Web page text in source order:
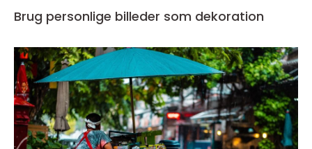
Brug personlige billeder som dekoration